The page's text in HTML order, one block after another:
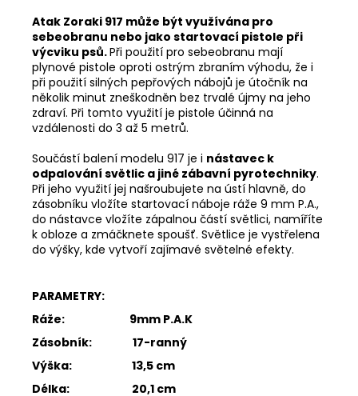
Atak Zoraki 917 může být využívána pro
sebeobranu nebo jako startovací pistole při
výcviku psů.Při použití pro sebeobranu mají
plynové pistole oproti ostrým zbraním výhodu, že i
při použití silných pepřových nábojů je útočník na
několik minut zneškodněn bez trvalé újmy na jeho
zdraví. Při tomto využití je pistole účinná na
vzdálenosti do 3 až 5 metrů.
Součástí balení modelu 917 je i nástavec k
odpalování světlic a jiné zábavní pyrotechniky.
Při jeho využití jej našroubujete na ústí hlavně, do
zásobníku vložíte startovací náboje ráže 9 mm P.A.,
do nástavce vložíte zápalnou částí světlici, namíříte
k obloze a zmáčknete spoušť. Světlice je vystřelena
do výšky, kde vytvoří zajímavé světelné efekty.
PARAMETRY:
Ráže: 9mm P.A.K
Zásobník: 17-ranný
Výška: 13,5 cm
Délka: 20,1 cm